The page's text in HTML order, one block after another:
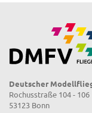
Deutscher
Rochusstraße 104 - 106
53123 Bonn